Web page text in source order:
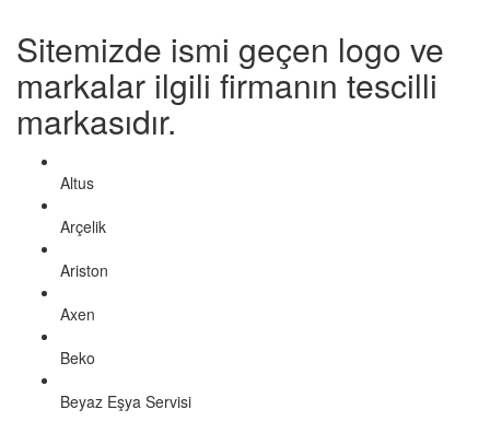
Sitemizde ismi geçen logo ve
markalar ilgili firmanın tescilli
markasıdır.
Altus
Arçelik
Ariston
Axen
Beko
Beyaz Eşya Servisi